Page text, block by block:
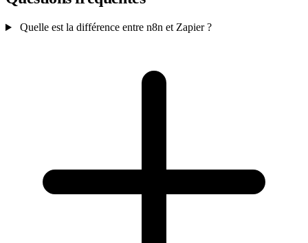
Quelle est la différence entre n8n et Zapier ?